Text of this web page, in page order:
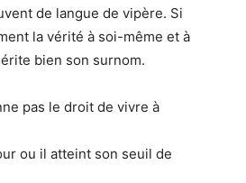
de langue de vipère. Si
la vérité à soi-même et à
bien son surnom.
pas le droit de vivre à
ou il atteint son seuil de